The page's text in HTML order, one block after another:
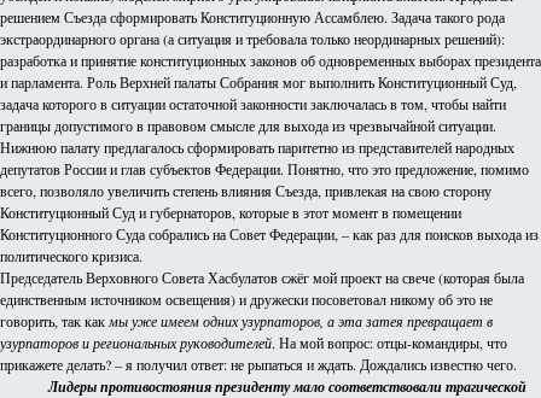
решением Съезда сформировать Конституционную Ассамблею. Задача такого рода
экстраординарного органа (а ситуация и требовала только неординарных решений):
разработка и принятие конституционных законов об одновременных выборах президента
и парламента. Роль Верхней палаты Собрания мог выполнить Конституционный Суд,
задача которого в ситуации остаточной законности заключалась в том, чтобы найти
границы допустимого в правовом смысле для выхода из чрезвычайной ситуации.
Нижнюю палату предлагалось сформировать паритетно из представителей народных
депутатов России и глав субъектов Федерации. Понятно, что это предложение, помимо
всего, позволяло увеличить степень влияния Съезда, привлекая на свою сторону
Конституционный Суд и губернаторов, которые в этот момент в помещении
Конституционного Суда собрались на Совет Федерации, – как раз для поисков выхода из
политического кризиса.
Председатель Верховного Совета Хасбулатов сжёг мой проект на свече (которая была
единственным источником освещения) и дружески посоветовал никому об это не
говорить, так как мы уже имеем одних узурпаторов, а эта затея превращает в
узурпаторов и региональных руководителей. На мой вопрос: отцы-командиры, что
прикажете делать? – я получил ответ: не рыпаться и ждать. Дождались известно чего.
Лидеры противостояния президенту мало соответствовали трагической